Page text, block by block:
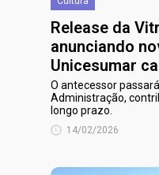
Release da
anunciando
Unicesumar
O antecessor
Administração,
longo prazo.
14/02/2026